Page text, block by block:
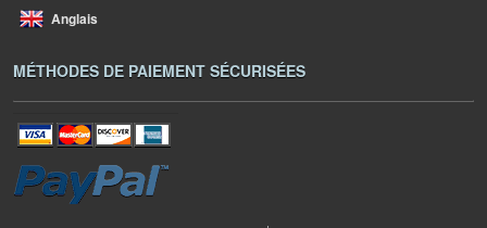
Anglais
MÉTHODES DE PAIEMENT SÉCURISÉES